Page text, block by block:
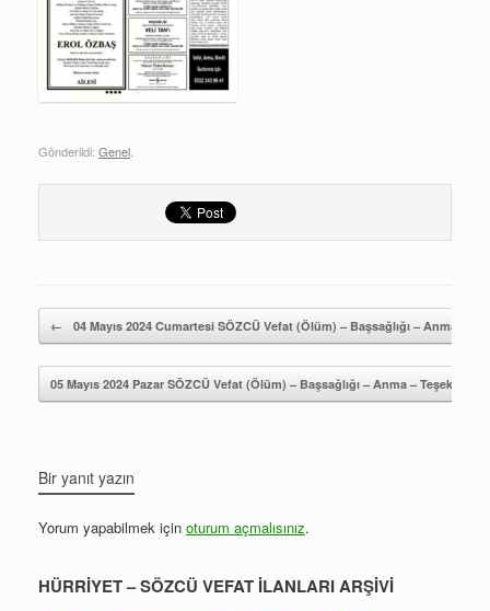
Gönderildi: Genel
Yazı gezintisi
← 04 Mayıs 2024 Cumartesi SÖZCÜ Vefat (Ölüm) – Başsağlığı – Anma –
05 Mayıs 2024 Pazar SÖZCÜ Vefat (Ölüm) – Başsağlığı – Anma – Teşekkür
Bir yanıt yazın
Yorum yapabilmek için oturum açmalısınız.
HÜRRİYET – SÖZCÜ VEFAT İLANLARI ARŞİVİ